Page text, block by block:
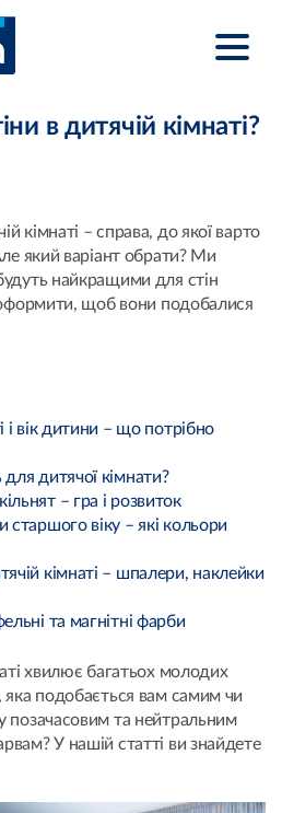
в дитячій кімнаті?
кімнаті – справа, до якої варто
який варіант обрати? Ми
найкращими для стін
оформити, щоб вони подобалися
і вік дитини – що потрібно
дитячої кімнати?
– гра і розвиток
старшого віку – які кольори
кімнаті – шпалери, наклейки
та магнітні фарби
хвилює багатьох молодих
яка подобається вам самим чи
позачасовим та нейтральним
У нашій статті ви знайдете